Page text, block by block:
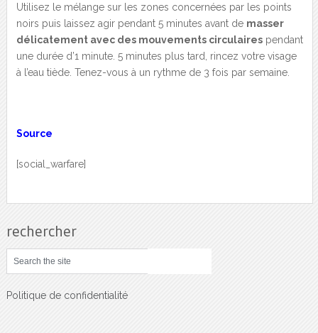
Utilisez le mélange sur les zones concernées par les points
noirs puis laissez agir pendant 5 minutes avant de masser
délicatement avec des mouvements circulairespendant
une durée d’1 minute. 5 minutes plus tard, rincez votre visage
à l’eau tiède. Tenez-vous à un rythme de 3 fois par semaine.
Source
[social_warfare]
rechercher
Politique de confidentialité